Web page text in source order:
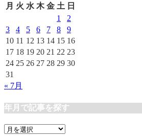
リ
月 火 水 木 金 土 日
1
2
3
4 5 6 7 8
9
10 11 12 13 14 15 16
17 18 19 20 21 22 23
24 25 26 27 28 29 30
31
« 7月
年月で記事を探す
年